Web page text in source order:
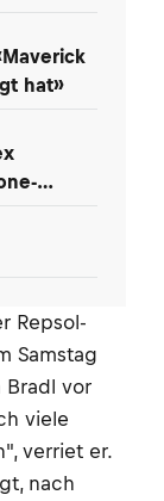
hat»
Repsol-
Samstag
Bradl vor
viele
verriet er.
nach